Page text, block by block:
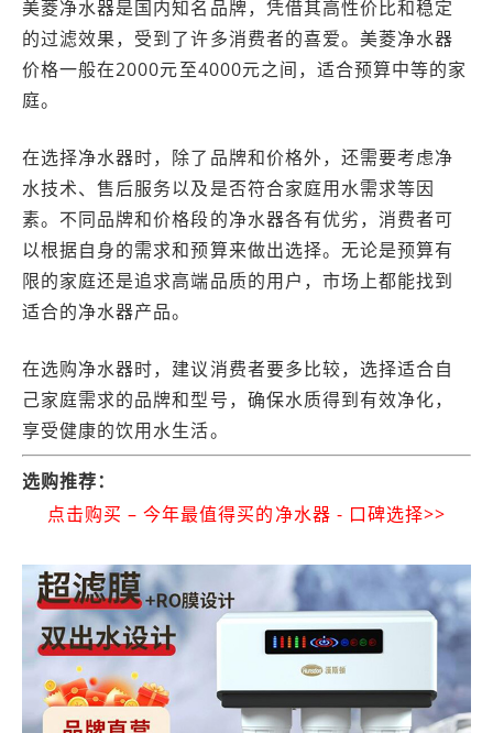
美菱净水器是国内知名品牌，凭借其高性价比和稳定
的过滤效果，受到了许多消费者的喜爱。美菱净水器
价格一般在2000元至4000元之间，适合预算中等的家
庭。
在选择净水器时，除了品牌和价格外，还需要考虑净
水技术、售后服务以及是否符合家庭用水需求等因
素。不同品牌和价格段的净水器各有优劣，消费者可
以根据自身的需求和预算来做出选择。无论是预算有
限的家庭还是追求高端品质的用户，市场上都能找到
适合的净水器产品。
在选购净水器时，建议消费者要多比较，选择适合自
己家庭需求的品牌和型号，确保水质得到有效净化，
享受健康的饮用水生活。
选购推荐：
点击购买 – 今年最值得买的净水器 - 口碑选择>>